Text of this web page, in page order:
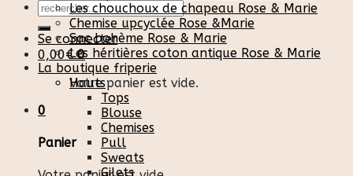
Recherche
pour :
Se connecter
0,00€ 0
Votre panier est vide.
0
Panier
Les chouchoux de chapeau Rose & Marie
Chemise upcyclée Rose &Marie
Sac bohème Rose & Marie
Les héritières coton antique Rose & Marie
La boutique friperie
Hauts
Tops
Blouse
Chemises
Pull
Sweats
Gilets